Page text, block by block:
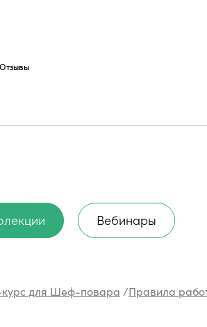
Отзывы
Вебинары
курс для Шеф-повара /Правила